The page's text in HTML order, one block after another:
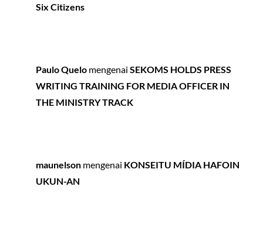
Six Citizens
Paulo Quelo mengenaiSEKOMS HOLDS PRESS
WRITING TRAINING FOR MEDIA OFFICER IN
THE MINISTRY TRACK
maunelson mengenai KONSEITU MÍDIA HAFOIN
UKUN-AN